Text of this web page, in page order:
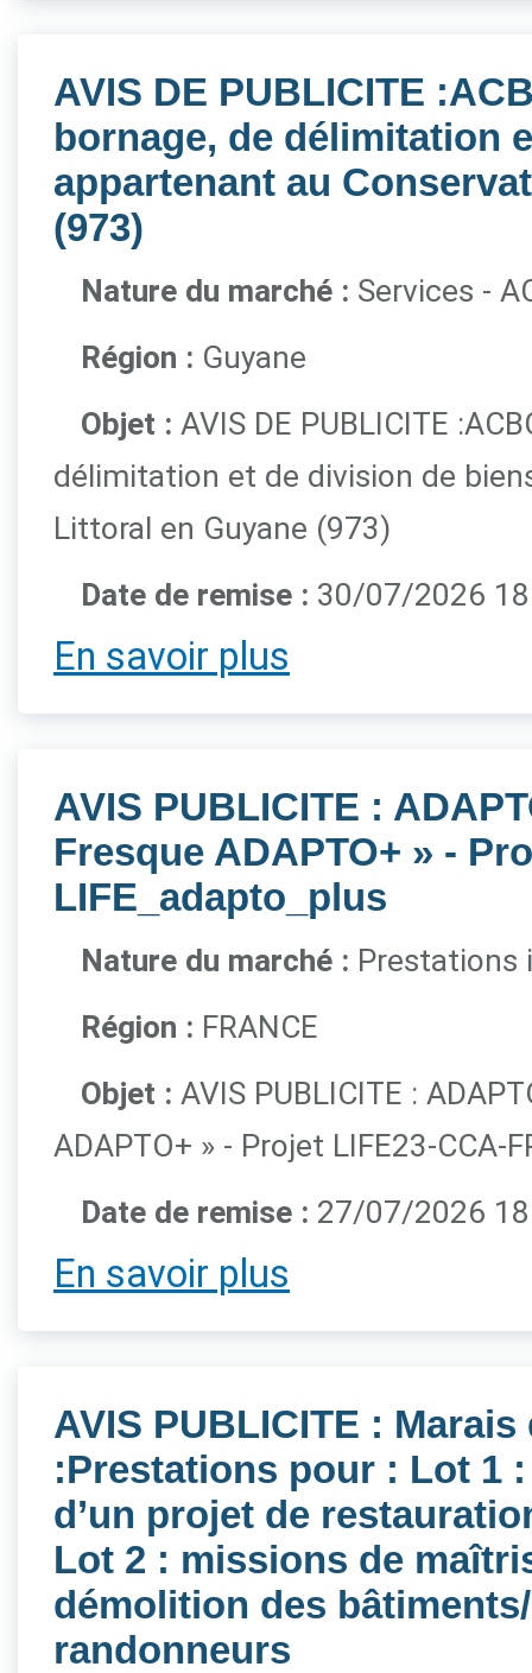
AVIS DE PUBLICITE
bornage, de délimitation
appartenant au
(973)
Nature du marché : Services -
Région : Guyane
Objet : AVIS DE PUBLICITE
délimitation et de division de
Littoral en Guyane (973)
Date de remise : 30/07/2026
En savoir plus
AVIS PUBLICITE :
Fresque ADAPTO+ » -
LIFE_adapto_plus
Nature du marché : Prestations
Région : FRANCE
Objet : AVIS PUBLICITE :
ADAPTO+ » - Projet LIFE23-CCA-
Date de remise : 27/07/2026
En savoir plus
AVIS PUBLICITE :
:Prestations pour : Lot 1
d’un projet de
Lot 2 : missions de
démolition des
randonneurs